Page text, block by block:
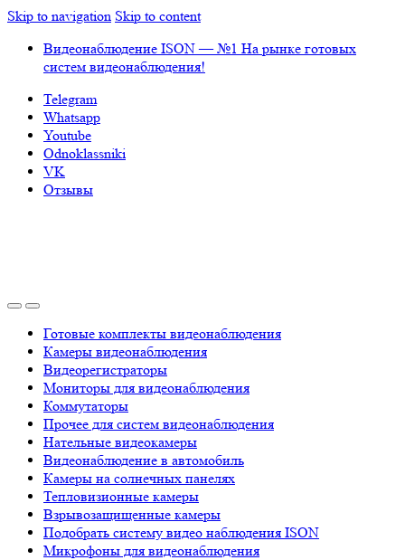
Skip to navigation Skip to content
Видеонаблюдение ISON — №1 На рынке готовых
систем видеонаблюдения!
Telegram
Whatsapp
Youtube
Odnoklassniki
VK
Отзывы
Готовые комплекты видеонаблюдения
Камеры видеонаблюдения
Видеорегистраторы
Мониторы для видеонаблюдения
Коммутаторы
Прочее для систем видеонаблюдения
Нательные видеокамеры
Видеонаблюдение в автомобиль
Камеры на солнечных панелях
Тепловизионные камеры
Взрывозащищенные камеры
Подобрать систему видео наблюдения ISON
Микрофоны для видеонаблюдения